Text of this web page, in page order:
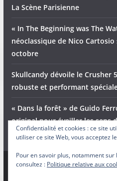
La Scène Parisienne
« In The Beginning was The
néoclassique de Nico
octobre
Skullcandy dévoile le Crusher
robuste et performant
« Dans la forêt » de Guido
original pour éveiller les sens
Confidentialité et cookies : ce site
utiliser ce site Web, vous acceptez
Pour en savoir plus, notamment
consultez : Politique relative aux